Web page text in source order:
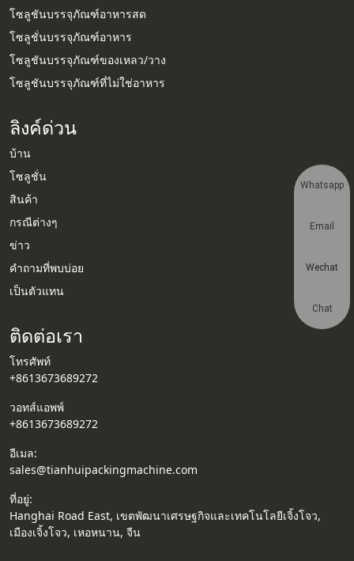
โซลูชันบรรจุภัณฑ์อาหารสด
โซลูชั่นบรรจุภัณฑ์อาหาร
โซลูชันบรรจุภัณฑ์ของเหลว/วาง
โซลูชันบรรจุภัณฑ์ที่ไม่ใช่อาหาร
ลิงค์ด่วน
บ้าน
โซลูชั่น
สินค้า
กรณีต่างๆ
ข่าว
คำถามที่พบบ่อย
เป็นตัวแทน
ติดต่อเรา
โทรศัพท์
+8613673689272
วอทส์แอพพ์
+8613673689272
อีเมล:
sales@tianhuipackingmachine.com
ที่อยู่:
Hanghai Road East, เขตพัฒนาเศรษฐกิจและเทคโนโลยีเจิ้งโจว,
เมืองเจิ้งโจว, เหอหนาน, จีน
Whatsapp
Email
Wechat
Chat